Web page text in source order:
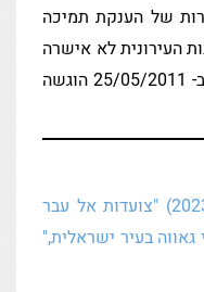
של הענקת תמיכה
העירונית לא אישרה
את העברת התמיכה לבית הפתוח וב- 25/05/2011 הוגשה
גילי הרטל, עדי מורנו ויוסי דוד (2023) "צועדות אל עבר
גאווה בעיר ישראלית,"